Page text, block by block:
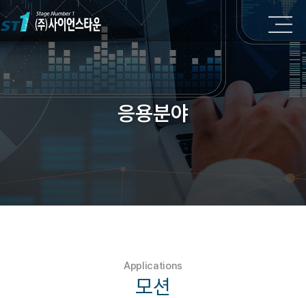
응용분야
Applications
모션